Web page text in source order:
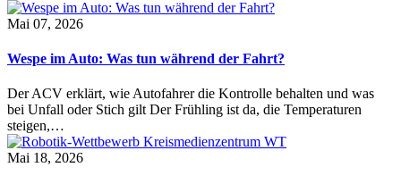
Mai 07, 2026
Wespe im Auto: Was tun während der Fahrt?
Der ACV erklärt, wie Autofahrer die Kontrolle behalten und was
bei Unfall oder Stich gilt Der Frühling ist da, die Temperaturen
steigen,…
Mai 18, 2026